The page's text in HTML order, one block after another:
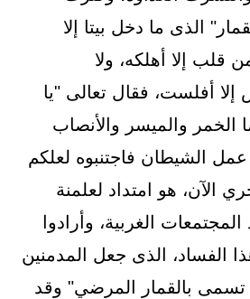
الذى ما دخل بيتا إلا
قلب إلا أهلكه، ولا
أفلست، فقال تعالى "يا
الخمر والميسر والأنصاب
الشيطان فاجتنبوه لعلكم
الآن، هو امتداد لعلمنة
الغربية، وأرادوا
الفساد، الذى جعل المدمنين
بالقمار المرضي" وقد